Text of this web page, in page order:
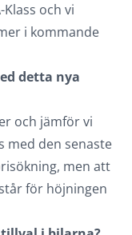
och vi
i kommande
detta nya
och jämför vi
med den senaste
men att
för höjningen